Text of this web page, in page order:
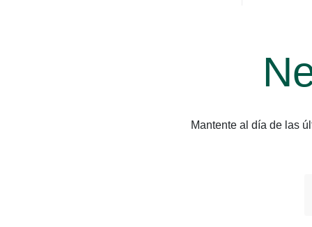
Mantente al día de las